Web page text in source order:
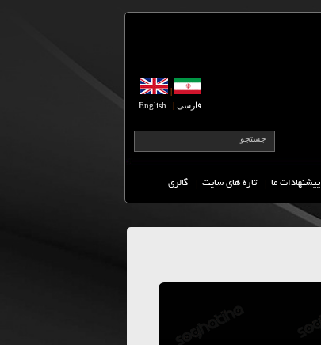
|
فارسی |
English
پیشنهادات ما | تازه های سایت | گالری